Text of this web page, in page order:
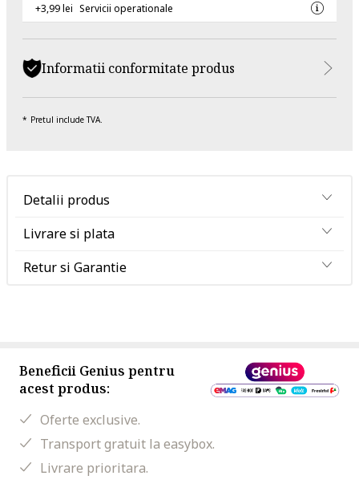
+3,99 lei Servicii operationale
Informatii conformitate produs
Pretul include TVA.
Detalii produs
Livrare si plata
Retur si Garantie
Beneficii Genius pentru
acest produs:
Oferte exclusive.
Transport gratuit la easybox.
Livrare prioritara.